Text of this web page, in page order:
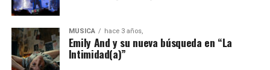
MÚSICA hace 3 años,
Emily And y su nueva búsqueda en “La
Intimidad(a)”